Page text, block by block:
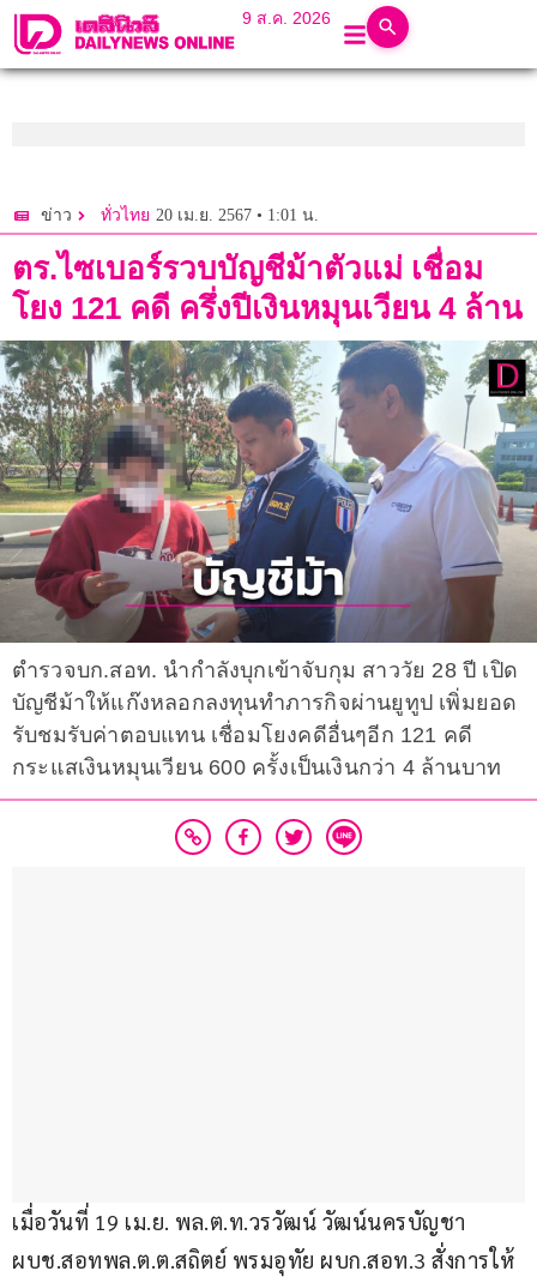
9 ส.ค. 2026
ข่าว ทั่วไทย 20 เม.ย. 2567 • 1:01 น.
ตร.ไซเบอร์รวบบัญชีม้าตัวแม่ เชื่อม
โยง 121 คดี ครึ่งปีเงินหมุนเวียน 4 ล้าน
ตำรวจบก.สอท. นำกำลังบุกเข้าจับกุม สาววัย 28 ปี เปิด
บัญชีม้าให้แก๊งหลอกลงทุนทำภารกิจผ่านยูทูป เพิ่มยอด
รับชมรับค่าตอบแทน เชื่อมโยงคดีอื่นๆอีก 121 คดี
กระแสเงินหมุนเวียน 600 ครั้งเป็นเงินกว่า 4 ล้านบาท
เมื่อวันที่ 19 เม.ย. พล.ต.ท.วรวัฒน์ วัฒน์นครบัญชา
ผบช.สอทพล.ต.ต.สถิตย์ พรมอุทัย ผบก.สอท.3 สั่งการให้